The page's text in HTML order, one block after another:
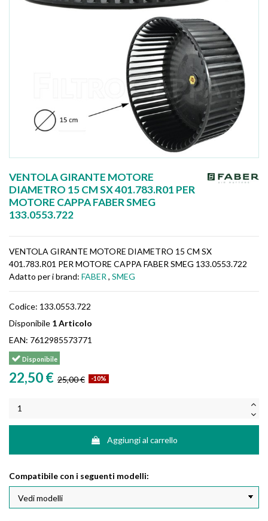
VENTOLA GIRANTE MOTORE
DIAMETRO 15 CM SX 401.783.R01 PER
MOTORE CAPPA FABER SMEG
133.0553.722
VENTOLA GIRANTE MOTORE DIAMETRO 15 CM SX
401.783.R01 PER MOTORE CAPPA FABER SMEG 133.0553.722
Adatto per i brand: FABER , SMEG
Codice: 133.0553.722
Disponibile 1 Articolo
EAN: 7612985573771
Disponibile
22,50 € 25,00 € -10%
Aggiungi al carrello
Compatibile con i seguenti modelli: